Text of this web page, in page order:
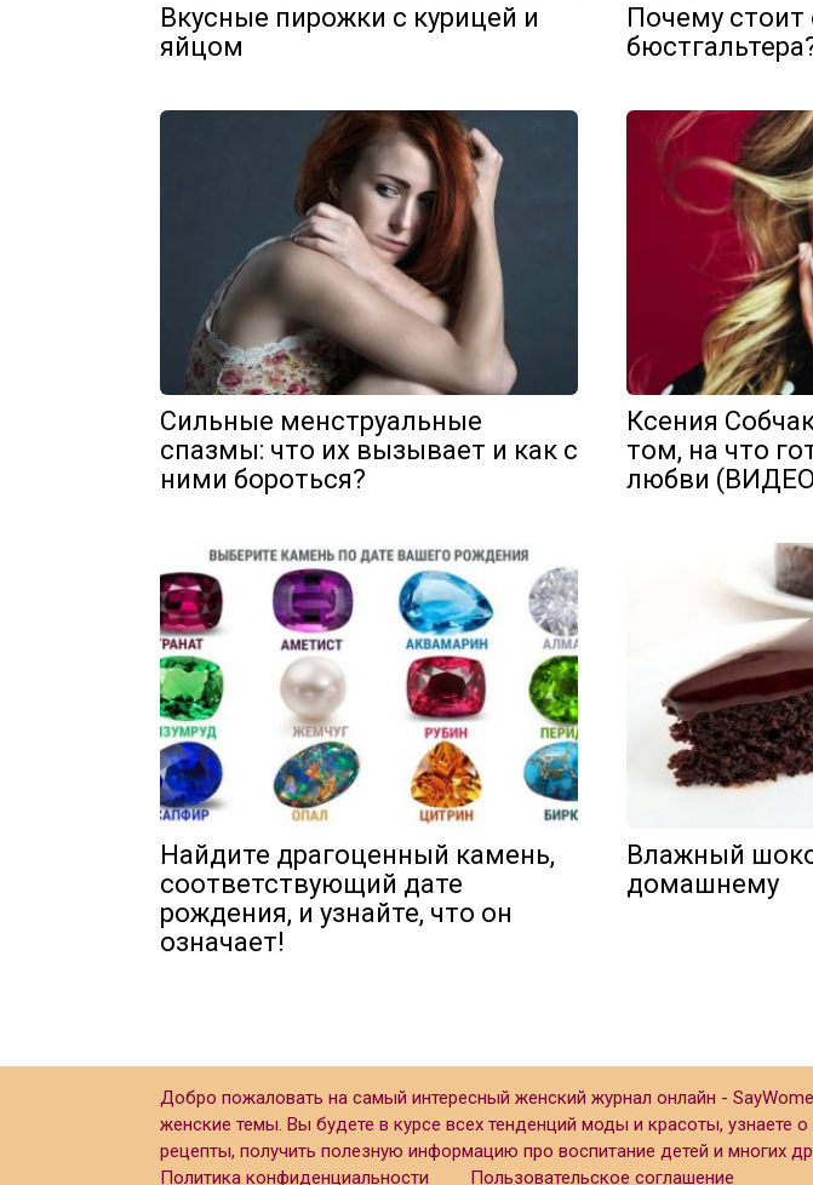
Вкусные пирожки с курицей и
яйцом
Почему стоит
Сильные менструальные
спазмы: что их вызывает и как с
ними бороться?
Ксения
том, на что
любви
Найдите драгоценный камень,
соответствующий дате
рождения, и узнайте, что он
означает!
Влажный
домашнему
Добро пожаловать на самый интересный женский журнал онлайн -
женские темы. Вы будете в курсе всех тенденций моды и красоты, узнаете
рецепты, получить полезную информацию про воспитание детей и многих
Политика конфиденциальности
Пользовательское соглашение